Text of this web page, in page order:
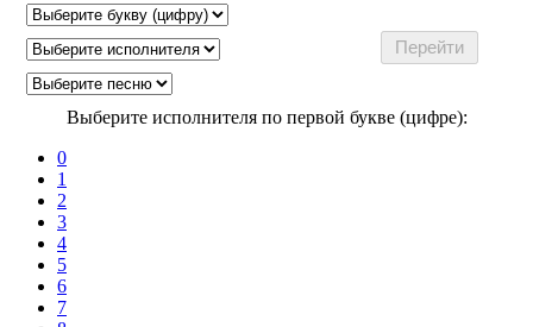
Выберите исполнителя по первой букве (цифре):
0
1
2
3
4
5
6
7